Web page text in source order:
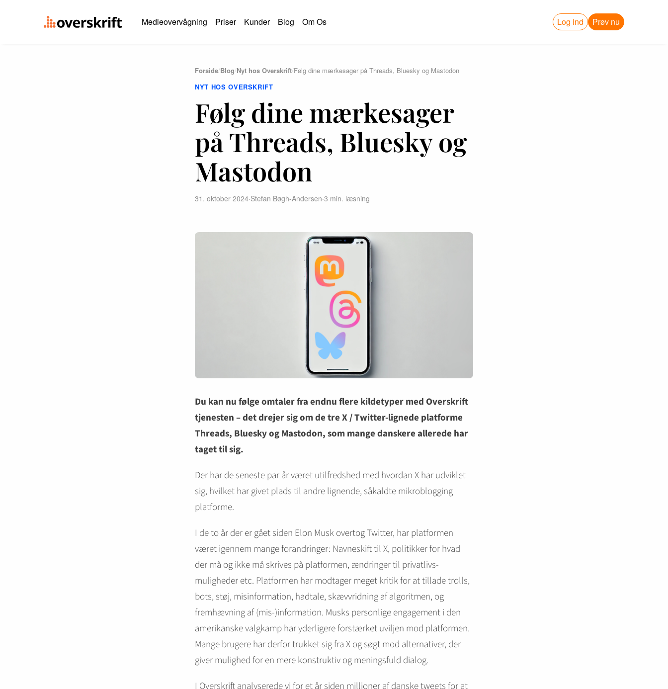
Medieovervågning Priser Kunder Blog Om Os Log ind Prøv nu
Forside/Blog/Nyt hos Overskrift/Følg dine mærkesager på Threads, Bluesky og Mastodon
NYT HOS OVERSKRIFT
Følg dine mærkesager
på Threads, Bluesky og
Mastodon
31. oktober 2024·Stefan Bøgh-Andersen·3 min. læsning
Du kan nu følge omtaler fra endnu flere kildetyper med Overskrift
tjenesten – det drejer sig om de tre X / Twitter-lignede platforme
Threads, Bluesky og Mastodon, som mange danskere allerede har
taget til sig.
Der har de seneste par år været utilfredshed med hvordan X har udviklet
sig, hvilket har givet plads til andre lignende, såkaldte mikroblogging
platforme.
I de to år der er gået siden Elon Musk overtog Twitter, har platformen
været igennem mange forandringer: Navneskift til X, politikker for hvad
der må og ikke må skrives på platformen, ændringer til privatlivs-
muligheder etc. Platformen har modtager meget kritik for at tillade trolls,
bots, støj, misinformation, hadtale, skævvridning af algoritmen, og
fremhævning af (mis-)information. Musks personlige engagement i den
amerikanske valgkamp har yderligere forstærket uviljen mod platformen.
Mange brugere har derfor trukket sig fra X og søgt mod alternativer, der
giver mulighed for en mere konstruktiv og meningsfuld dialog.
I Overskrift analyserede vi for et år siden millioner af danske tweets for at